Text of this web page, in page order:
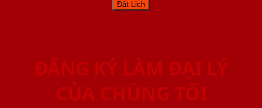
ĐĂNG KÝ LÀM ĐẠI LÝ
CỦA CHÚNG TÔI